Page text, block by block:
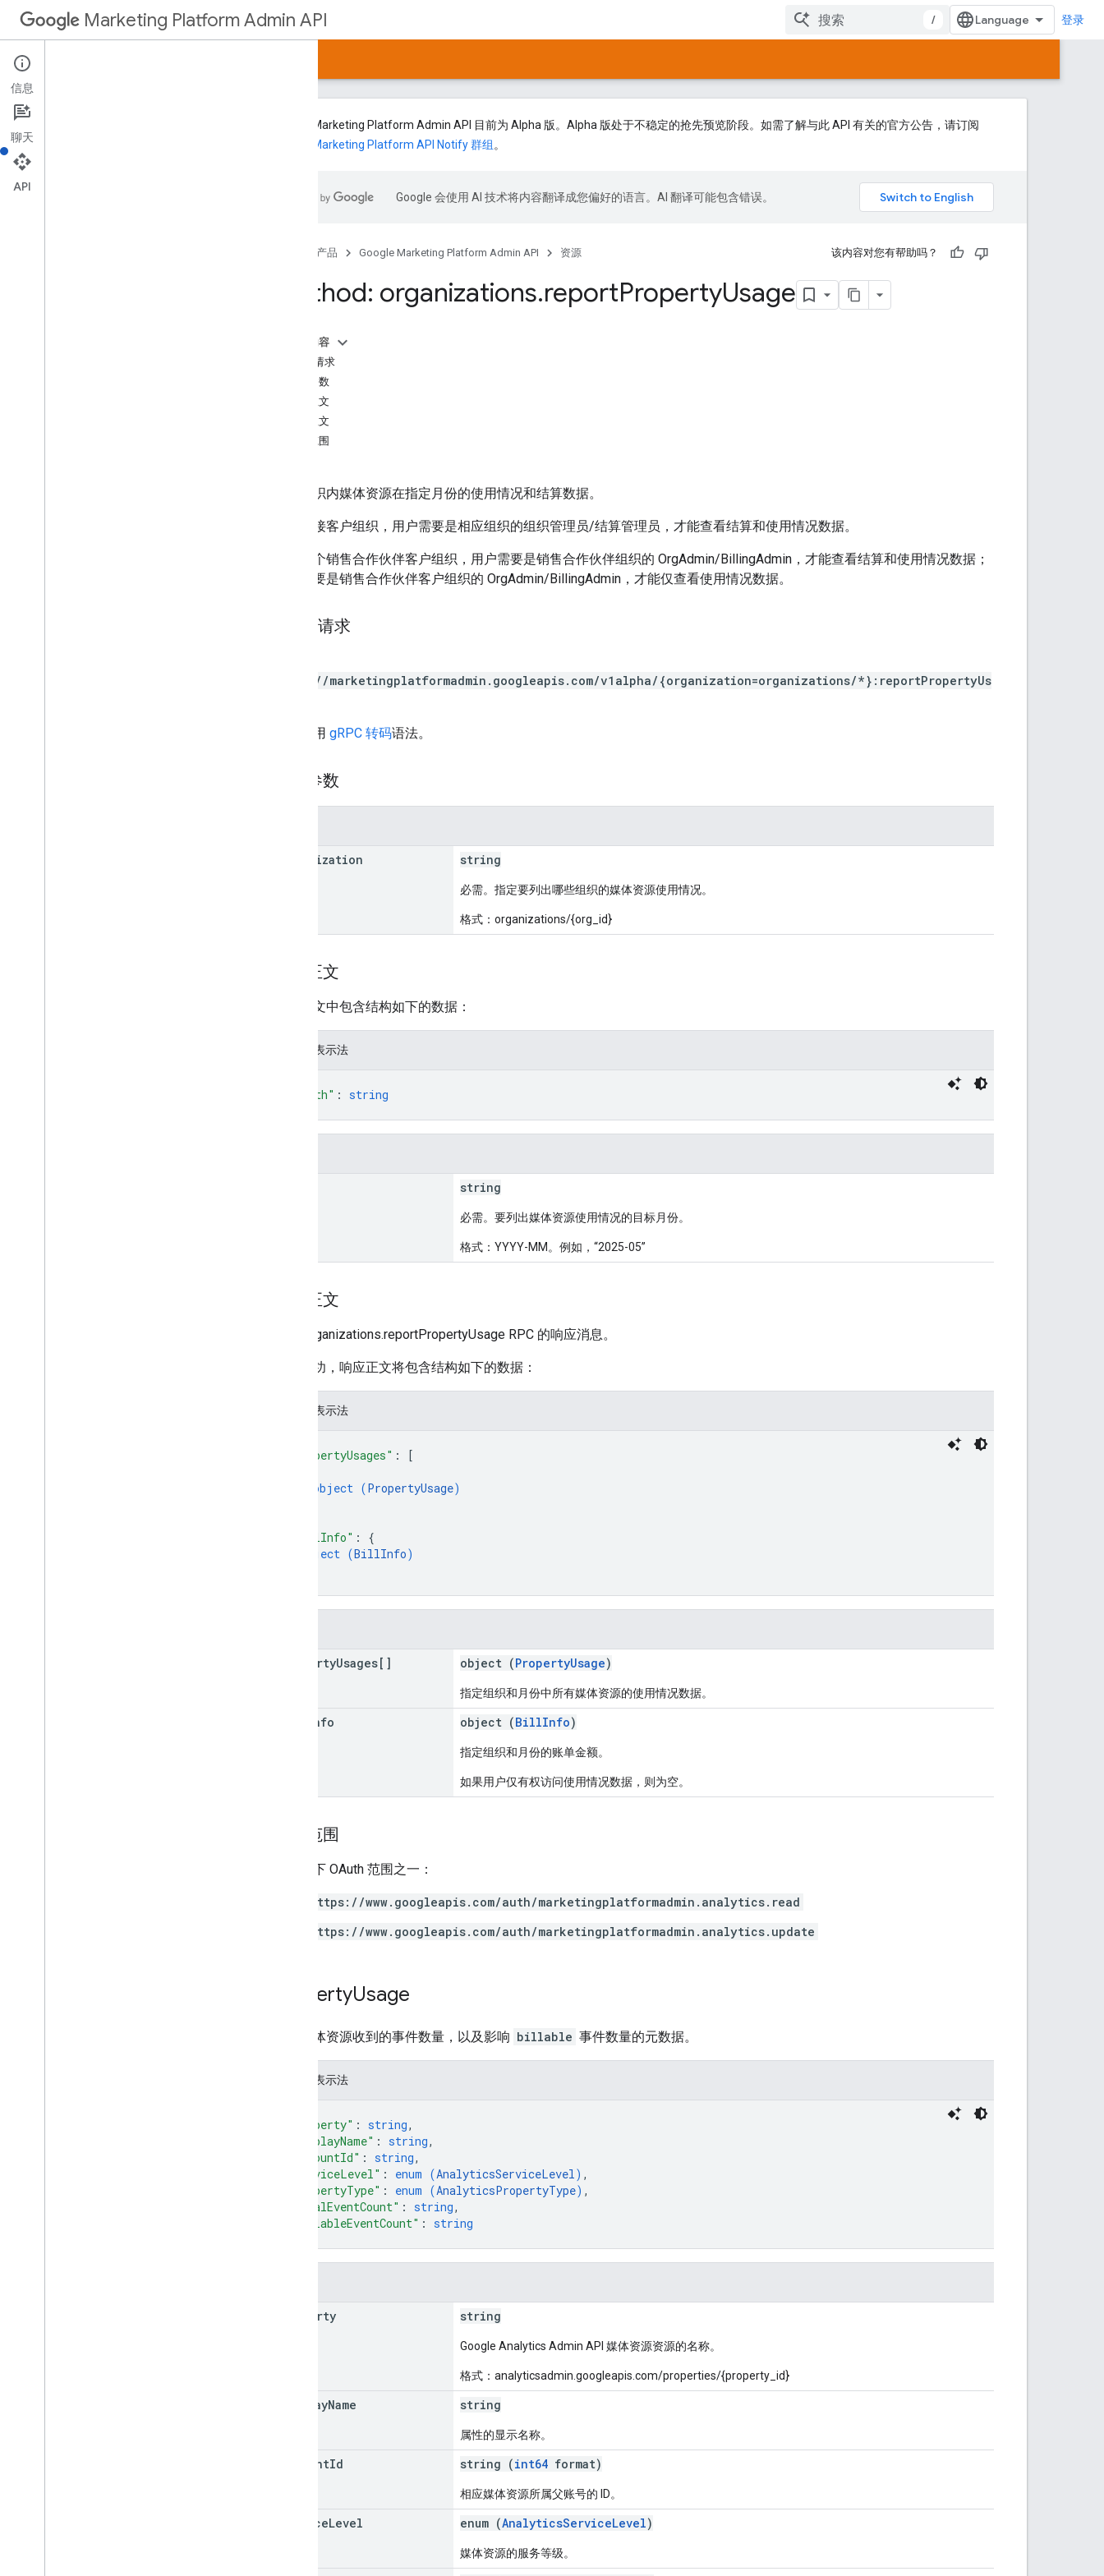
Marketing Platform Admin API / 登录
快速入门
客户端库
Google Marketing Platform Admin API 目前为 Alpha 版。Alpha 版处于不稳定的抢先预览阶段。如需了解与此 API 有关的官方公告，请订阅
Google Marketing Platform API Notify 群组 。
Google 会使用 AI 技术将内容翻译成您偏好的语言。AI 翻译可能包含错误。
产品 Google Marketing Platform Admin API 资源 该内容对您有帮助吗？
Method: organizations.reportPropertyUsage
本页内容
HTTP 请求
路径参数
请求正文
响应正文
授权范围
获取组织内媒体资源在指定月份的使用情况和结算数据。
对于直接客户组织，用户需要是相应组织的组织管理员/结算管理员，才能查看结算和使用情况数据。
对于每个销售合作伙伴客户组织，用户需要是销售合作伙伴组织的 OrgAdmin/BillingAdmin，才能查看结算和使用情况数据；
或者需要是销售合作伙伴客户组织的 OrgAdmin/BillingAdmin，才能仅查看使用情况数据。
HTTP 请求
https://marketingplatformadmin.googleapis.com/v1alpha/{organization=organizations/*}:reportPropertyUs
网址采用 gRPC 转码语法。
路径参数
organization string
必需。指定要列出哪些组织的媒体资源使用情况。
格式：organizations/{org_id}
请求正文
请求正文中包含结构如下的数据：
JSON 表示法
"month" : string
string
必需。要列出媒体资源使用情况的目标月份。
格式：YYYY-MM。例如，“2025-05”
响应正文
针对 organizations.reportPropertyUsage RPC 的响应消息。
如果成功，响应正文将包含结构如下的数据：
JSON 表示法
"propertyUsages" :
[
object (PropertyUsage)
"billInfo" : {
object (BillInfo)
propertyUsages[] object (PropertyUsage)
指定组织和月份中所有媒体资源的使用情况数据。
Info object (BillInfo)
指定组织和月份的账单金额。
如果用户仅有权访问使用情况数据，则为空。
授权范围
需要以下 OAuth 范围之一：
https://www.googleapis.com/auth/marketingplatformadmin.analytics.read
https://www.googleapis.com/auth/marketingplatformadmin.analytics.update
PropertyUsage
包含媒体资源收到的事件数量，以及影响 billable 事件数量的元数据。
JSON 表示法
"property" : string,
"displayName" : string,
"accountId" : string,
"serviceLevel" : enum (AnalyticsServiceLevel) ,
"propertyType" : enum (AnalyticsPropertyType) ,
"totalEventCount" : string,
"billableEventCount" : string
property string
Google Analytics Admin API 媒体资源资源的名称。
格式：analyticsadmin.googleapis.com/properties/{property_id}
displayName string
属性的显示名称。
accountId string (int64 format)
相应媒体资源所属父账号的 ID。
serviceLevel enum (AnalyticsServiceLevel)
媒体资源的服务等级。
信息
聊天
API